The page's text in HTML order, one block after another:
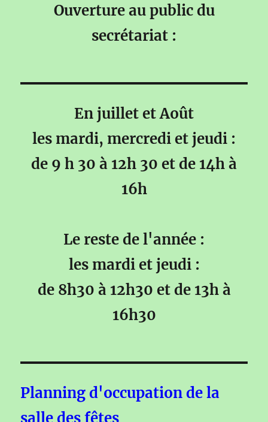
Ouverture au public du
secrétariat :
En juillet et Août
les mardi, mercredi et jeudi :
de 9 h 30 à 12h 30 et de 14h à
16h
Le reste de l'année :
les mardi et jeudi :
de 8h30 à 12h30 et de 13h à
16h30
Planning d'occupation de la
salle des fêtes